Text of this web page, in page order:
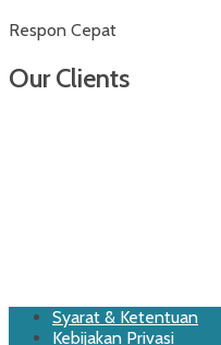
Respon Cepat
Our Clients
Footer
Skip
Syarat & Ketentuan
Kebijakan Privasi